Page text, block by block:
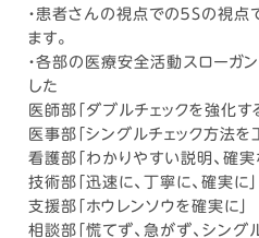
・患者さんの視点での５Sの視
ます。
・各部の医療安全活動スローガ
した
医師部「ダブルチェックを強化する
医事部｢シングルチェック方法を
看護部「わかりやすい説明、確実
技術部「迅速に、丁寧に、確実に」
支援部「ホウレンソウを確実に」
相談部「慌てず、急がず、シングル